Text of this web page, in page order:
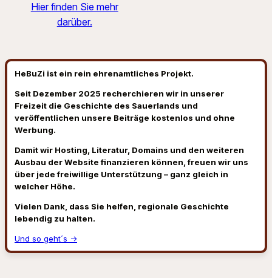
Hier finden Sie mehr
darüber.
HeBuZi ist ein rein ehrenamtliches Projekt.
Seit Dezember 2025 recherchieren wir in unserer
Freizeit die Geschichte des Sauerlands und
veröffentlichen unsere Beiträge kostenlos und ohne
Werbung.
Damit wir Hosting, Literatur, Domains und den weiteren
Ausbau der Website finanzieren können, freuen wir uns
über jede freiwillige Unterstützung – ganz gleich in
welcher Höhe.
Vielen Dank, dass Sie helfen, regionale Geschichte
lebendig zu halten.
Und so geht´s →